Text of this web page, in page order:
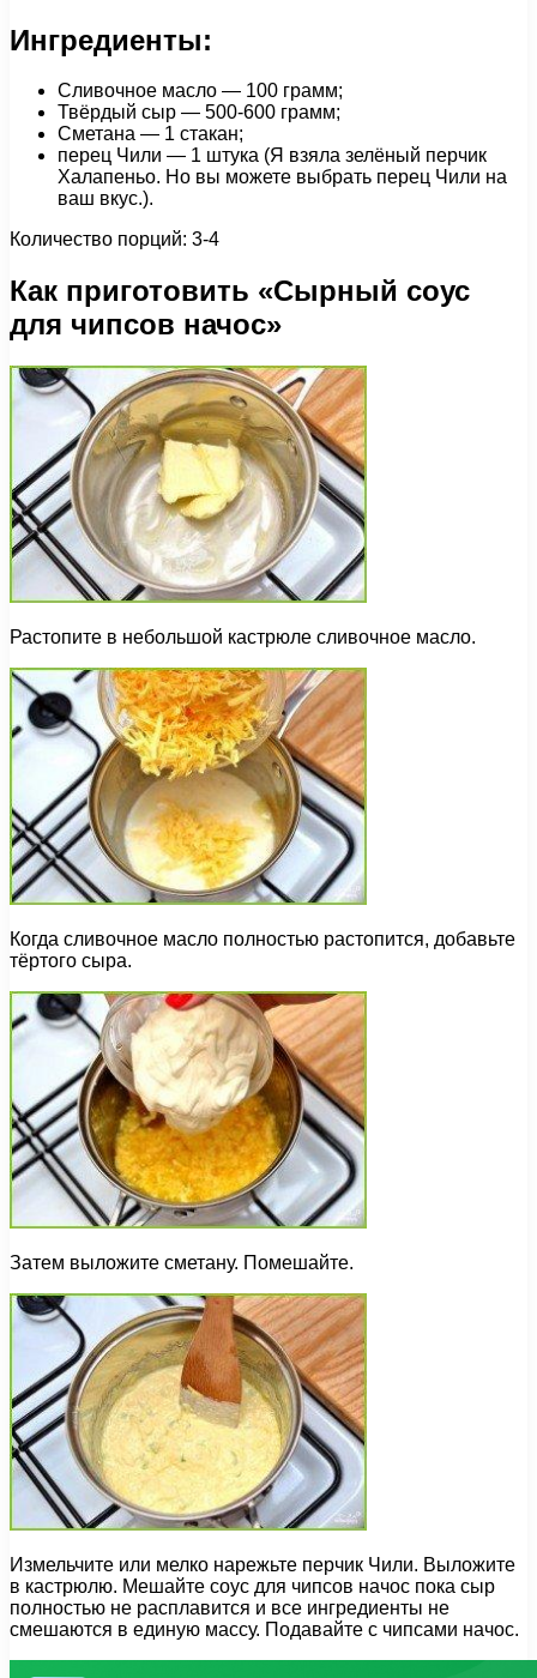
Ингредиенты:
Сливочное масло — 100 грамм;
Твёрдый сыр — 500-600 грамм;
Сметана — 1 стакан;
перец Чили — 1 штука (Я взяла зелёный перчик
Халапеньо. Но вы можете выбрать перец Чили на
ваш вкус.).
Количество порций: 3-4
Как приготовить «Сырный соус
для чипсов начос»
Растопите в небольшой кастрюле сливочное масло.
Когда сливочное масло полностью растопится, добавьте
тёртого сыра.
Затем выложите сметану. Помешайте.
Измельчите или мелко нарежьте перчик Чили. Выложите
в кастрюлю. Мешайте соус для чипсов начос пока сыр
полностью не расплавится и все ингредиенты не
смешаются в единую массу. Подавайте с чипсами начос.